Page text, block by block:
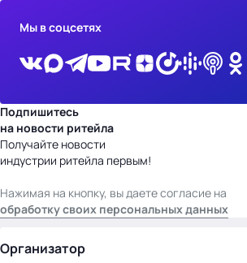
Мы в соцсетях
Подпишитесь
на новости ритейла
Получайте новости
индустрии ритейла первым!
Нажимая на кнопку, вы даете согласие на
обработку своих персональных данных
Организатор